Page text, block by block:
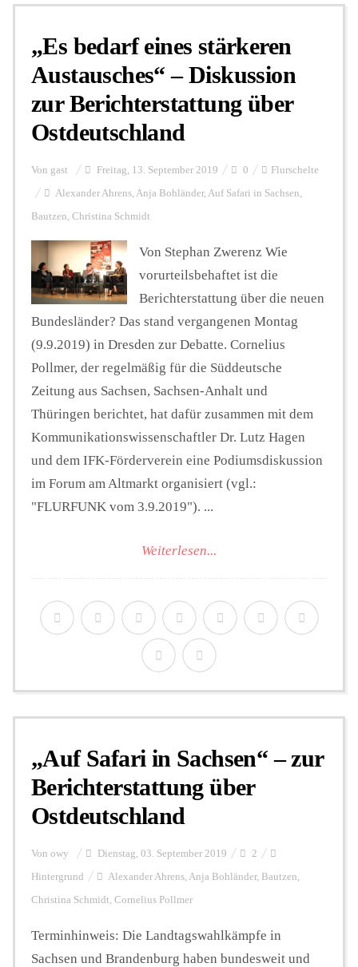
Personalien
Hintergrund
FUNKTURM-Beiträge
Seminare
Unterstützen
„Es bedarf eines stärkeren
Austausches“ – Diskussion
zur Berichterstattung über
Ostdeutschland
Von gast Freitag, 13. September 2019 0 Flurschelte
Alexander Ahrens, Anja Bohländer, Auf Safari in Sachsen,
Bautzen, Christina Schmidt
Von Stephan Zwerenz Wie
vorurteilsbehaftet ist die
Berichterstattung über die neuen
Bundesländer? Das stand vergangenen Montag
(9.9.2019) in Dresden zur Debatte. Cornelius
Pollmer, der regelmäßig für die Süddeutsche
Zeitung aus Sachsen, Sachsen-Anhalt und
Thüringen berichtet, hat dafür zusammen mit dem
Kommunikationswissenschaftler Dr. Lutz Hagen
und dem IFK-Förderverein eine Podiumsdiskussion
im Forum am Altmarkt organisiert (vgl.:
"FLURFUNK vom 3.9.2019"). ...
Weiterlesen...
„Auf Safari in Sachsen“ – zur
Berichterstattung über
Ostdeutschland
Von owy Dienstag, 03. September 2019 2
Hintergrund Alexander Ahrens, Anja Bohländer, Bautzen,
Christina Schmidt, Cornelius Pollmer
Terminhinweis: Die Landtagswahlkämpfe in
Sachsen und Brandenburg haben bundesweit und